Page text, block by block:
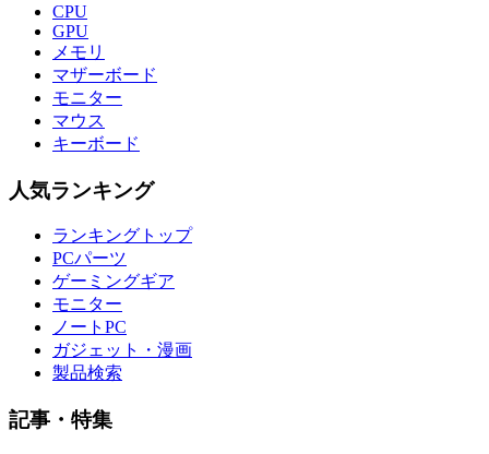
CPU
GPU
メモリ
マザーボード
モニター
マウス
キーボード
人気ランキング
ランキングトップ
PCパーツ
ゲーミングギア
モニター
ノートPC
ガジェット・漫画
製品検索
記事・特集